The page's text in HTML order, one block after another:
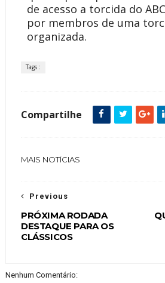
de acesso a torcida do
por membros de uma
organizada.
Tags :
Compartilhe
MAIS NOTÍCIAS
Previous
PRÓXIMA RODADA
DESTAQUE PARA OS
CLÁSSICOS
Nenhum Comentário: